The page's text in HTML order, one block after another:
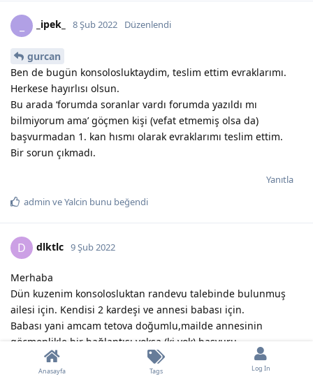
_ipek_ 8 Şub 2022 Düzenlendi
gurcan
Ben de bugün konsolosluktaydim, teslim ettim evraklarımı.
Herkese hayırlısı olsun.
Bu arada ‘forumda soranlar vardı forumda yazıldı mı
bilmiyorum ama’ göçmen kişi (vefat etmemiş olsa da)
başvurmadan 1. kan hısmı olarak evraklarımı teslim ettim.
Bir sorun çıkmadı.
Yanıtla
admin veYalcin bunu beğendi
D dlktlc 9 Şub 2022
Merhaba
Dün kuzenim konsolosluktan randevu talebinde bulunmuş
ailesi için. Kendisi 2 kardeşi ve annesi babası için.
Babası yani amcam tetova doğumlu,mailde annesinin
göçmenlikle bir bağlantısı yoksa (ki yok) başvuru
yapamayacağını, kendileri içinse önce babasının başvurması
daha sonra kendilerinin başvurması gerektiğini söylemişler
Anasayfa Tags Log In